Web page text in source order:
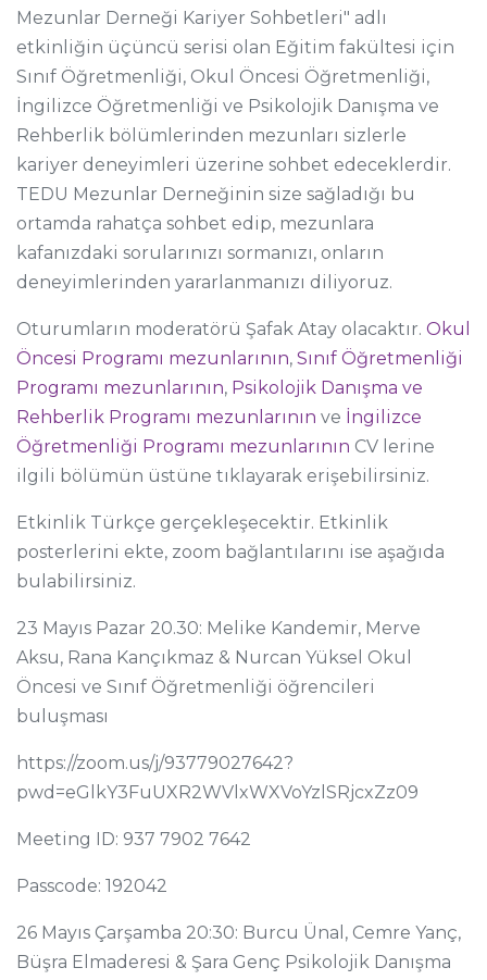
Mezunlar Derneği Kariyer Sohbetleri" adlı
etkinliğin üçüncü serisi olan Eğitim fakültesi için
Sınıf Öğretmenliği, Okul Öncesi Öğretmenliği,
İngilizce Öğretmenliği ve Psikolojik Danışma ve
Rehberlik bölümlerinden mezunları sizlerle
kariyer deneyimleri üzerine sohbet edeceklerdir.
TEDU Mezunlar Derneğinin size sağladığı bu
ortamda rahatça sohbet edip, mezunlara
kafanızdaki sorularınızı sormanızı, onların
deneyimlerinden yararlanmanızı diliyoruz.
Oturumların moderatörü Şafak Atay olacaktır. Okul
Öncesi Programı mezunlarının, Sınıf Öğretmenliği
Programı mezunlarının, Psikolojik Danışma ve
Rehberlik Programı mezunlarının ve İngilizce
Öğretmenliği Programı mezunlarının CV lerine
ilgili bölümün üstüne tıklayarak erişebilirsiniz.
Etkinlik Türkçe gerçekleşecektir. Etkinlik
posterlerini ekte, zoom bağlantılarını ise aşağıda
bulabilirsiniz.
23 Mayıs Pazar 20.30: Melike Kandemir, Merve
Aksu, Rana Kançıkmaz & Nurcan Yüksel Okul
Öncesi ve Sınıf Öğretmenliği öğrencileri
buluşması
https://zoom.us/j/93779027642?
pwd=eGlkY3FuUXR2WVlxWXVoYzlSRjcxZz09
Meeting ID: 937 7902 7642
Passcode: 192042
26 Mayıs Çarşamba 20:30: Burcu Ünal, Cemre Yanç,
Büşra Elmaderesi & Şara Genç Psikolojik Danışma